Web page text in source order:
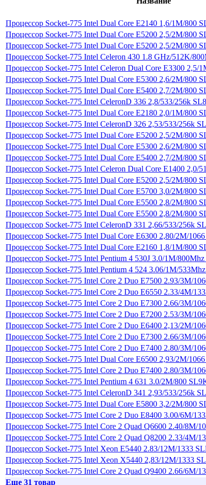
Процессор Socket-775 Intel Dual Core E2140 1,6/1М/800
Процессор Socket-775 Intel Dual Core E5200 2,5/2М/800
Процессор Socket-775 Intel Dual Core E5200 2,5/2М/800
Процессор Socket-775 Intel Celeron 430 1.8 GHz/512K/
Процессор Socket-775 Intel Celeron Dual Core E3300 2,5/
Процессор Socket-775 Intel Dual Core E5300 2,6/2М/800
Процессор Socket-775 Intel Dual Core E5400 2,7/2М/800
Процессор Socket-775 Intel CeleronD 336 2,8/533/256k
Процессор Socket-775 Intel Dual Core E2180 2,0/1М/800
Процессор Socket-775 Intel CeleronD 326 2,53/533/256k
Процессор Socket-775 Intel Dual Core E5200 2,5/2М/800
Процессор Socket-775 Intel Dual Core E5300 2,6/2М/800
Процессор Socket-775 Intel Dual Core E5400 2,7/2М/800
Процессор Socket-775 Intel Celeron Dual Core E1400
Процессор Socket-775 Intel Dual Core E5200 2,5/2М/800
Процессор Socket-775 Intel Dual Core E5700 3,0/2М/800
Процессор Socket-775 Intel Dual Core E5500 2,8/2М/800
Процессор Socket-775 Intel Dual Core E5500 2,8/2М/800
Процессор Socket-775 Intel CeleronD 331 2,66/533/256k
Процессор Socket-775 Intel Dual Core E6300 2,80/2М/
Процессор Socket-775 Intel Dual Core E2160 1,8/1М/800
Процессор Socket-775 Intel Pentium 4 530J 3.0/1М/
Процессор Socket-775 Intel Pentium 4 524 3.06/1М/
Процессор Socket-775 Intel Core 2 Duo E7500 2.93/3М/
Процессор Socket-775 Intel Core 2 Duo E6550 2.33/4М/
Процессор Socket-775 Intel Core 2 Duo E7300 2.66/3М/
Процессор Socket-775 Intel Core 2 Duo E7200 2.53/3М/
Процессор Socket-775 Intel Core 2 Duo E6400 2,13/2М/
Процессор Socket-775 Intel Core 2 Duo E7300 2.66/3М/
Процессор Socket-775 Intel Core 2 Duo E7400 2.80/3М/
Процессор Socket-775 Intel Dual Core E6500 2,93/2М/
Процессор Socket-775 Intel Core 2 Duo E7400 2.80/3М/
Процессор Socket-775 Intel Pentium 4 631 3.0/2М/800
Процессор Socket-775 Intel CeleronD 341 2,93/533/256k
Процессор Socket-775 Intel Dual Core E5800 3,2/2М/800
Процессор Socket-775 Intel Core 2 Duo E8400 3.00/6М/
Процессор Socket-775 Intel Core 2 Quad Q6600 2.40/
Процессор Socket-775 Intel Core 2 Quad Q8200 2.33/4М/
Процессор Socket-775 Intel Xeon E5440 2.83/12M/1333
Процессор Socket-775 Intel Xeon X5440 2,83/12М/1333
Процессор Socket-775 Intel Core 2 Quad Q9400 2.66/
Еще 31 товар